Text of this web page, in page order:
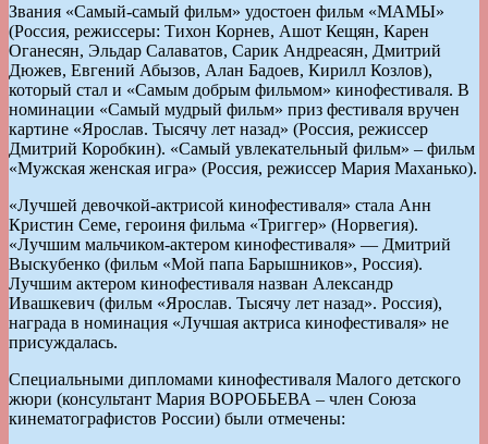
Звания «Самый-самый фильм» удостоен фильм «МАМЫ»
(Россия, режиссеры: Тихон Корнев, Ашот Кещян, Карен
Оганесян, Эльдар Салаватов, Сарик Андреасян, Дмитрий
Дюжев, Евгений Абызов, Алан Бадоев, Кирилл Козлов),
который стал и «Самым добрым фильмом» кинофестиваля. В
номинации «Самый мудрый фильм» приз фестиваля вручен
картине «Ярослав. Тысячу лет назад» (Россия, режиссер
Дмитрий Коробкин). «Самый увлекательный фильм» – фильм
«Мужская женская игра» (Россия, режиссер Мария Маханько).
«Лучшей девочкой-актрисой кинофестиваля» стала Анн
Кристин Семе, героиня фильма «Триггер» (Норвегия).
«Лучшим мальчиком-актером кинофестиваля» — Дмитрий
Выскубенко (фильм «Мой папа Барышников», Россия).
Лучшим актером кинофестиваля назван Александр
Ивашкевич (фильм «Ярослав. Тысячу лет назад». Россия),
награда в номинация «Лучшая актриса кинофестиваля» не
присуждалась.
Специальными дипломами кинофестиваля Малого детского
жюри (консультант Мария ВОРОБЬЕВА – член Союза
кинематографистов России) были отмечены: